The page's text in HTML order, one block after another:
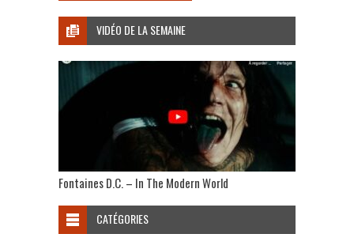
VIDÉO DE LA SEMAINE
Fontaines D.C. – In The Modern World
CATÉGORIES